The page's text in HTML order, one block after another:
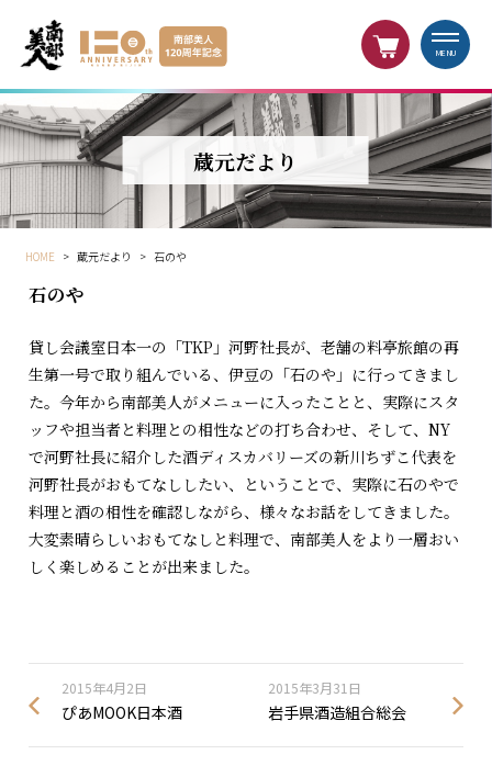
MENU
蔵元だより
HOME > 蔵元だより > 石のや
石のや
貸し会議室日本一の「TKP」河野社長が、老舗の料亭旅館の再
生第一号で取り組んでいる、伊豆の「石のや」に行ってきまし
た。今年から南部美人がメニューに入ったことと、実際にスタ
ッフや担当者と料理との相性などの打ち合わせ、そして、NY
で河野社長に紹介した酒ディスカバリーズの新川ちずこ代表を
河野社長がおもてなししたい、ということで、実際に石のやで
料理と酒の相性を確認しながら、様々なお話をしてきました。
大変素晴らしいおもてなしと料理で、南部美人をより一層おい
しく楽しめることが出来ました。
2015年4月2日
ぴあMOOK日本酒
2015年3月31日
岩手県酒造組合総会